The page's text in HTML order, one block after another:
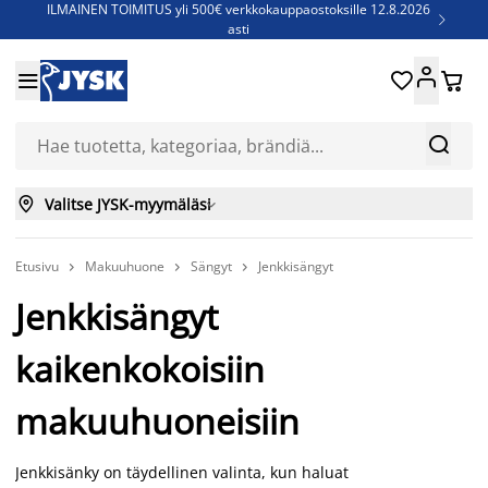
ILMAINEN TOIMITUS yli 500€ verkkokauppaostoksille 12.8.2026
asti

Jenkkisänkyjä - Säästä jopa 60%


 
 Valitse JYSK-myymäläsi
Etusivu  Makuuhuone  Sängyt  Jenkkisängyt
Jenkkisängyt
kaikenkokoisiin
makuuhuoneisiin
Jenkkisänky on täydellinen valinta, kun haluat